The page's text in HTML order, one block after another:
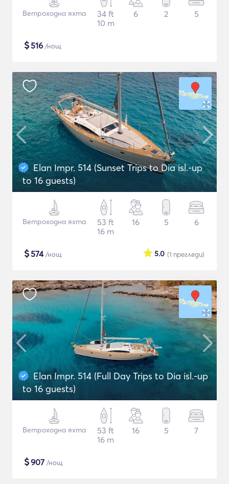
Ветроходна яхта
34 ft
10 m
6 2 5
$516 /нощ
Elan Impr. 514 (Sunset Trips to Dia isl.-up
to 16 guests)
Ветроходна яхта
53 ft
16 m
16 5 6
$574/нощ (1 прегледи)
5.0
Elan Impr. 514 (Full Day Trips to Dia isl.-up
to 16 guests)
Ветроходна яхта
53 ft
16 m
16 5 7
$907 /нощ